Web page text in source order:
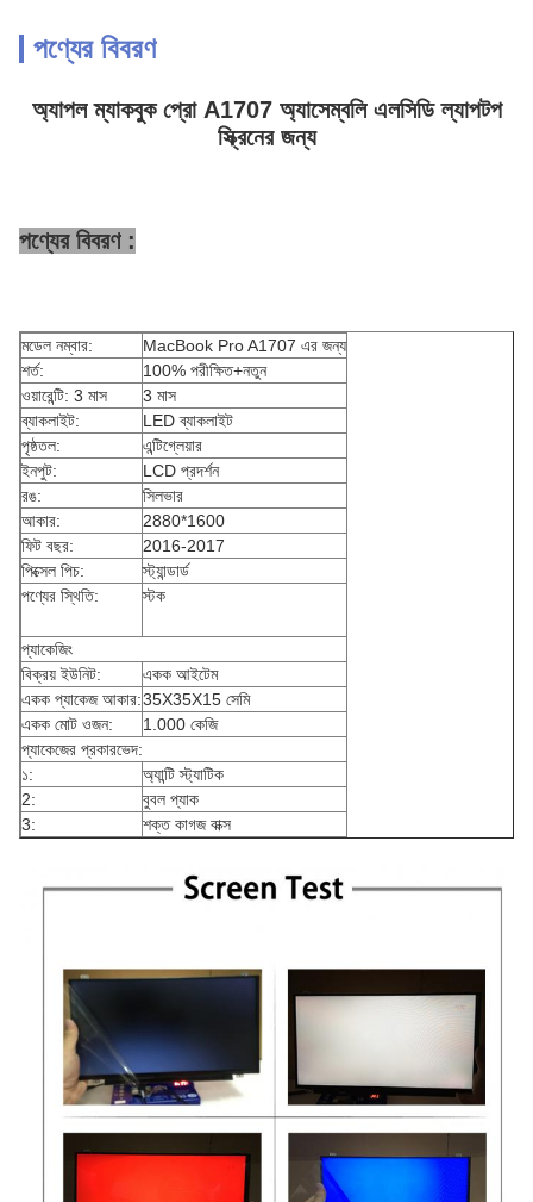
পণ্যের বিবরণ
অ্যাপল ম্যাকবুক প্রো A1707 অ্যাসেম্বলি এলসিডি ল্যাপটপ
স্ক্রিনের জন্য
পণ্যের বিবরণ :
মডেল নম্বার:
MacBook Pro A1707 এর জন্য
শর্ত:
100% পরীক্ষিত+নতুন
ওয়ারেন্টি: 3 মাস
3 মাস
ব্যাকলাইট:
LED ব্যাকলাইট
পৃষ্ঠতল:
এন্টিগ্লেয়ার
ইনপুট:
LCD প্রদর্শন
রঙ:
সিলভার
আকার:
2880*1600
ফিট বছর:
2016-2017
পিক্সেল পিচ:
স্ট্যান্ডার্ড
পণ্যের স্থিতি:
স্টক
প্যাকেজিং
বিক্রয় ইউনিট:
একক আইটেম
একক প্যাকেজ আকার:35X35X15 সেমি
একক মোট ওজন:
1.000 কেজি
প্যাকেজের প্রকারভেদ:
১:
অ্যান্টি স্ট্যাটিক
2:
বুবল প্যাক
3:
শক্ত কাগজ বাক্স